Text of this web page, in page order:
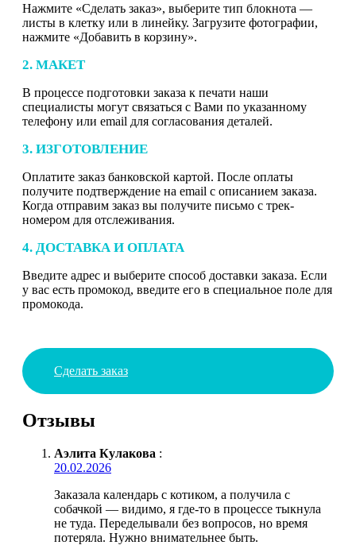
Нажмите «Сделать заказ», выберите тип блокнота —
листы в клетку или в линейку. Загрузите фотографии,
нажмите «Добавить в корзину».
2. МАКЕТ
В процессе подготовки заказа к печати наши
специалисты могут связаться с Вами по указанному
телефону или email для согласования деталей.
3. ИЗГОТОВЛЕНИЕ
Оплатите заказ банковской картой. После оплаты
получите подтверждение на email с описанием заказа.
Когда отправим заказ вы получите письмо с трек-
номером для отслеживания.
4. ДОСТАВКА И ОПЛАТА
Введите адрес и выберите способ доставки заказа. Если
у вас есть промокод, введите его в специальное поле для
промокода.
Сделать заказ
Отзывы
Аэлита Кулакова :
20.02.2026
Заказала календарь с котиком, а получила с
собачкой — видимо, я где-то в процессе тыкнула
не туда. Переделывали без вопросов, но время
потеряла. Нужно внимательнее быть.